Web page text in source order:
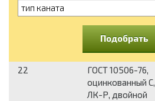
тип каната
Подобрать
22
ГОСТ 10506-76,
оцинкованный С,
ЛК-Р, двойной